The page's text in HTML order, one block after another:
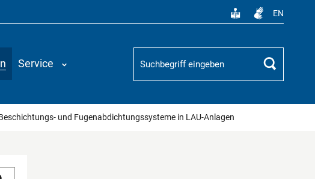
EN
Service
Suchbegriff
Suchen
und Fugenabdichtungssysteme in LAU-Anlagen